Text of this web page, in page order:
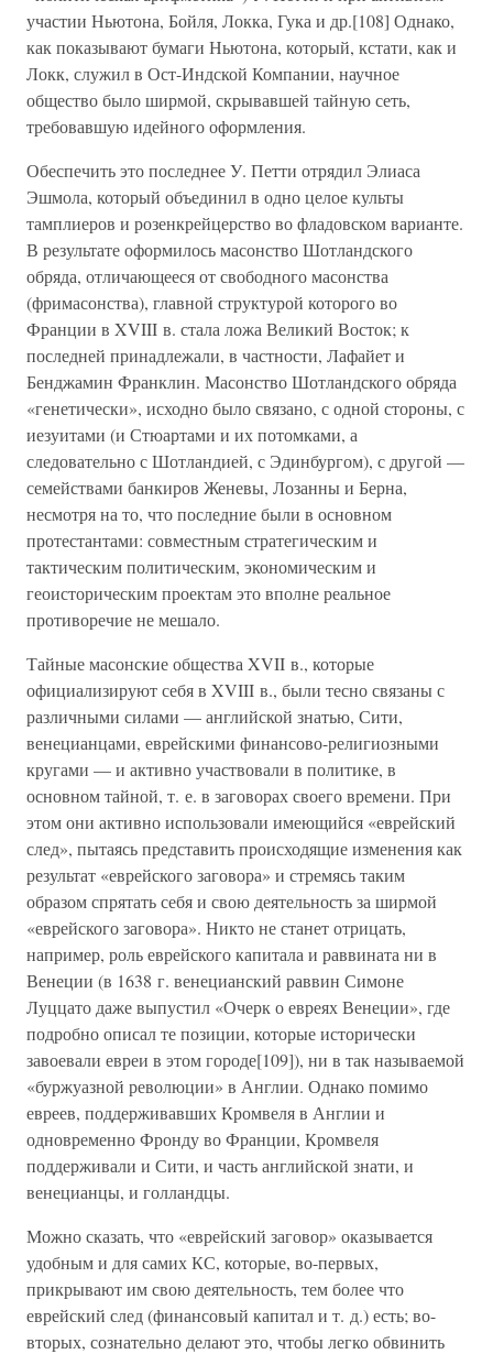
участии Ньютона, Бойля, Локка, Гука и др.[108] Однако,
как показывают бумаги Ньютона, который, кстати, как и
Локк, служил в Ост-Индской Компании, научное
общество было ширмой, скрывавшей тайную сеть,
требовавшую идейного оформления.
Обеспечить это последнее У. Петти отрядил Элиаса
Эшмола, который объединил в одно целое культы
тамплиеров и розенкрейцерство во фладовском варианте.
В результате оформилось масонство Шотландского
обряда, отличающееся от свободного масонства
(фримасонства), главной структурой которого во
Франции в XVIII в. стала ложа Великий Восток; к
последней принадлежали, в частности, Лафайет и
Бенджамин Франклин. Масонство Шотландского обряда
«генетически», исходно было связано, с одной стороны, с
иезуитами (и Стюартами и их потомками, а
следовательно с Шотландией, с Эдинбургом), с другой —
семействами банкиров Женевы, Лозанны и Берна,
несмотря на то, что последние были в основном
протестантами: совместным стратегическим и
тактическим политическим, экономическим и
геоисторическим проектам это вполне реальное
противоречие не мешало.
Тайные масонские общества XVII в., которые
официализируют себя в XVIII в., были тесно связаны с
различными силами — английской знатью, Сити,
венецианцами, еврейскими финансово-религиозными
кругами — и активно участвовали в политике, в
основном тайной, т. е. в заговорах своего времени. При
этом они активно использовали имеющийся «еврейский
след», пытаясь представить происходящие изменения как
результат «еврейского заговора» и стремясь таким
образом спрятать себя и свою деятельность за ширмой
«еврейского заговора». Никто не станет отрицать,
например, роль еврейского капитала и раввината ни в
Венеции (в 1638 г. венецианский раввин Симоне
Луццато даже выпустил «Очерк о евреях Венеции», где
подробно описал те позиции, которые исторически
завоевали евреи в этом городе[109]), ни в так называемой
«буржуазной революции» в Англии. Однако помимо
евреев, поддерживавших Кромвеля в Англии и
одновременно Фронду во Франции, Кромвеля
поддерживали и Сити, и часть английской знати, и
венецианцы, и голландцы.
Можно сказать, что «еврейский заговор» оказывается
удобным и для самих КС, которые, во-первых,
прикрывают им свою деятельность, тем более что
еврейский след (финансовый капитал и т. д.) есть; во-
вторых, сознательно делают это, чтобы легко обвинить